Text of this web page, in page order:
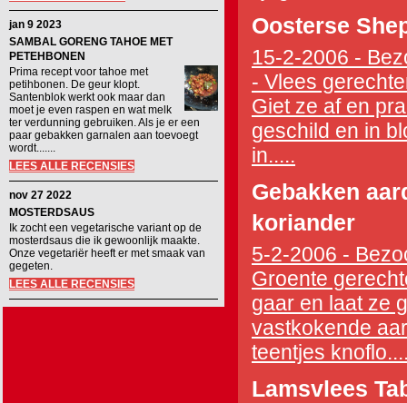
jan 9 2023
SAMBAL GORENG TAHOE MET
PETEHBONEN
Prima recept voor tahoe met
petihbonen. De geur klopt.
Santenblok werkt ook maar dan
moet je even raspen en wat melk
ter verdunning gebruiken. Als je er een
paar gebakken garnalen aan toevoegt
wordt.......
LEES ALLE RECENSIES
nov 27 2022
MOSTERDSAUS
Ik zocht een vegetarische variant op de
mosterdsaus die ik gewoonlijk maakte.
Onze vegetariër heeft er met smaak van
gegeten.
LEES ALLE RECENSIES
Oosterse
15-2-2006 -
- Vlees
Giet ze af en
geschild en in
in.....
Gebakken
koriander
5-2-2006 -
Groente
gaar en laat ze
vastkokende
teentjes
Lamsvlees